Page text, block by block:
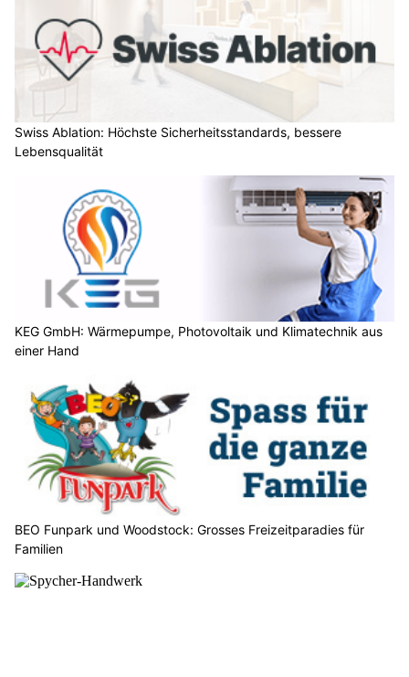
Swiss Ablation: Höchste Sicherheitsstandards, bessere
Lebensqualität
KEG GmbH: Wärmepumpe, Photovoltaik und Klimatechnik aus
einer Hand
BEO Funpark und Woodstock: Grosses Freizeitparadies für
Familien